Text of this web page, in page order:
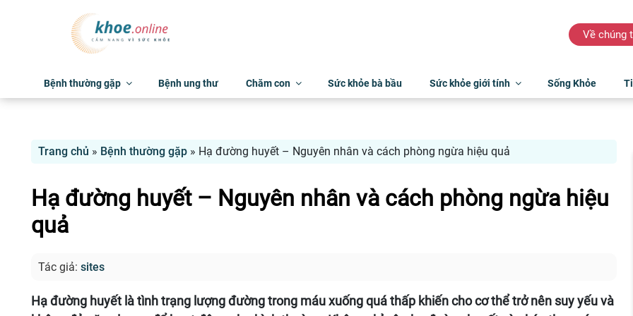
Về chúng
Bệnh thường gặp Bệnh ung thư Chăm con Sức khỏe bà bầu Sức khỏe giới tính Sống Khỏe
Trang chủ » Bệnh thường gặp » Hạ đường huyết – Nguyên nhân và cách phòng ngừa hiệu quả
Hạ đường huyết – Nguyên nhân và cách phòng ngừa hiệu
quả
Tác giả: sites
Hạ đường huyết là tình trạng lượng đường trong máu xuống quá thấp khiến cho cơ thể trở nên suy yếu và